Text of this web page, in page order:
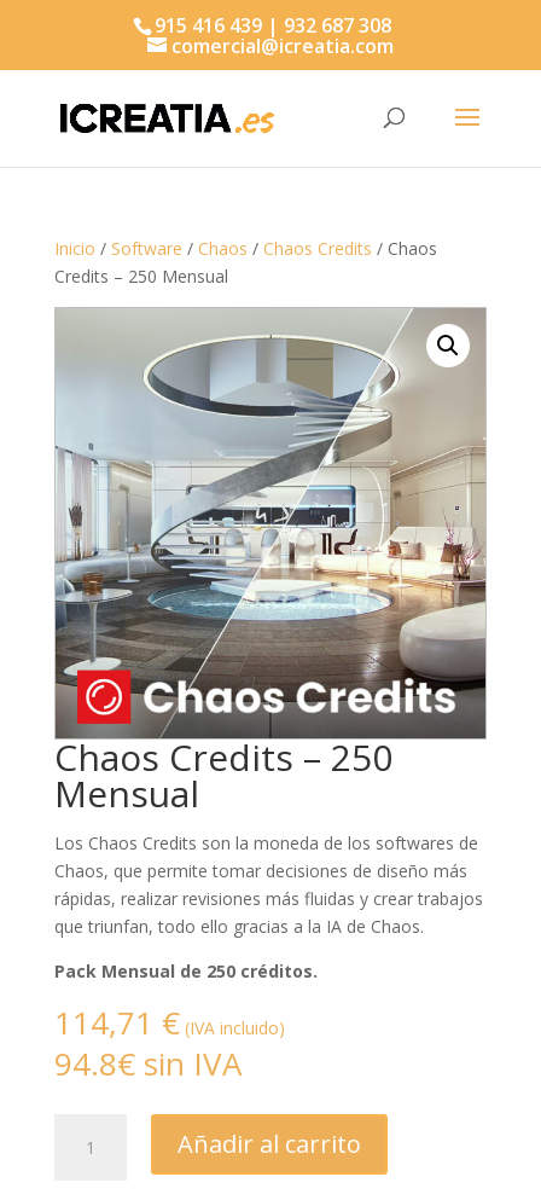
915 416 439 | 932 687 308
comercial@icreatia.com
Inicio / Software / Chaos / Chaos Credits / Chaos
Credits – 250 Mensual
Chaos Credits – 250
Mensual
Los Chaos Credits son la moneda de los softwares de
Chaos, que permite tomar decisiones de diseño más
rápidas, realizar revisiones más fluidas y crear trabajos
que triunfan, todo ello gracias a la IA de Chaos.
Pack Mensual de 250 créditos.
114,71 € (IVA incluido)
94.8€ sin IVA
Credits
Añadir al carrito